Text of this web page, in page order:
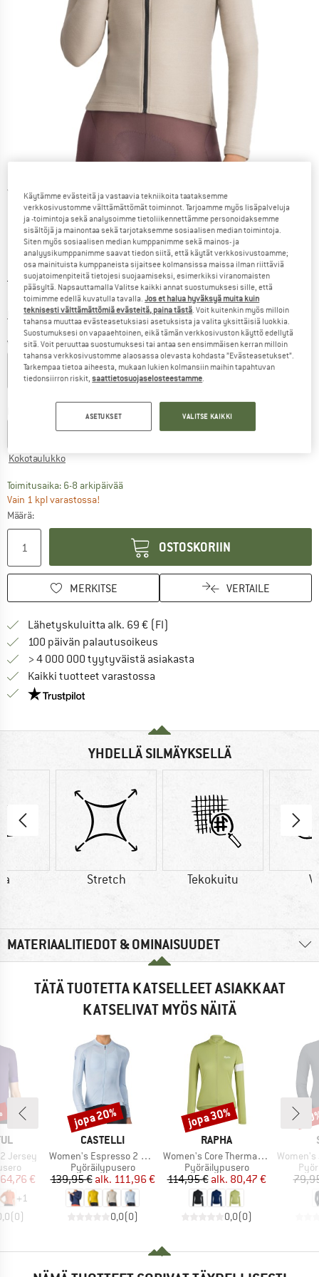
Yksityiskohtaiset tiedot
Alkuperäinen hinta :
149,95€
Hinta:
59,98€ sis. alv
lisätään LähetyskulutTietoa lähetyskuluista. Avautuu tietokentässä
Väri:Sand
S M L XL XXL
Kokotaulukko
Toimitusaika: 6-8 arkipäivääLinkki avautuu tietokentässä ja sisältää
Vain 1 kpl varastossa!
Määrä:
OSTOSKORIIN
MERKITSE VERTAILE
Lähetyskuluitta alk. 69 € (FI)
100 päivän palautusoikeus
> 4 000 000 tyytyväistä asiakasta
Kaikki tuotteet varastossa
Meillä on Trustpilot -sertifiointi - lue lisää tästä!
YHDELLÄ SILMÄYKSELLÄ
Stretch Tekokuitu
MATERIAALITIEDOT & OMINAISUUDET
TÄTÄ TUOTETTA KATSELLEET ASIAKKAAT
KATSELIVAT MYÖS NÄITÄ
Jersey
hinta
64,76 €
+1
(0)
MERKKI
CASTELLI
Tuote
Women's Espresso 2 Long Sleeve Jersey
Tuoteryhmä
Pyöräilypusero
Hinta
139,95 € Alennettu hinta
alk. 111,96 €
0,0(0)
Alennus
jopa 20%
MERKKI
RAPHA
Tuote
Women's Core Thermal Long Sleeve Jersey
Tuoteryhmä
Pyöräilypusero
Hinta
114,95 € Alennettu hinta
alk. 80,47 €
0,0(0)
Alennus
jopa 30%
Tuote
Women's
Käytämme evästeitä ja vastaavia tekniikoita taataksemme
verkkosivustomme välttämättömät toiminnot. Tarjoamme myös lisäpalveluja
ja -toimintoja sekä analysoimme tietoliikennettämme personoidaksemme
sisältöjä ja mainontaa sekä tarjotaksemme sosiaalisen median toimintoja.
Siten myös sosiaalisen median kumppanimme sekä mainos- ja
analyysikumppanimme saavat tiedon siitä, että käytät verkkosivustoamme;
osa mainituista kumppaneista sijaitsee kolmansissa maissa ilman riittäviä
suojatoimenpiteitä tietojesi suojaamiseksi, esimerkiksi viranomaisten
pääsyltä. Napsauttamalla Valitse kaikki annat suostumuksesi sille, että
toimimme edellä kuvatulla tavalla.Jos et halua hyväksyä muita kuin
teknisesti välttämättömiä evästeitä, paina tästä. Voit kuitenkin myös milloin
tahansa muuttaa evästeasetuksiasi asetuksista ja valita yksittäisiä luokkia.
Suostumuksesi on vapaaehtoinen, eikä tämän verkkosivuston käyttö edellytä
sitä. Voit peruuttaa suostumuksesi tai antaa sen ensimmäisen kerran milloin
tahansa verkkosivustomme alaosassa olevasta kohdasta ”Evästeasetukset”.
Tarkempaa tietoa aiheesta, mukaan lukien kolmansiin maihin tapahtuvan
tiedonsiirron riskit,saattietosuojaselosteestamme.
ASETUKSET VALITSE KAIKKI